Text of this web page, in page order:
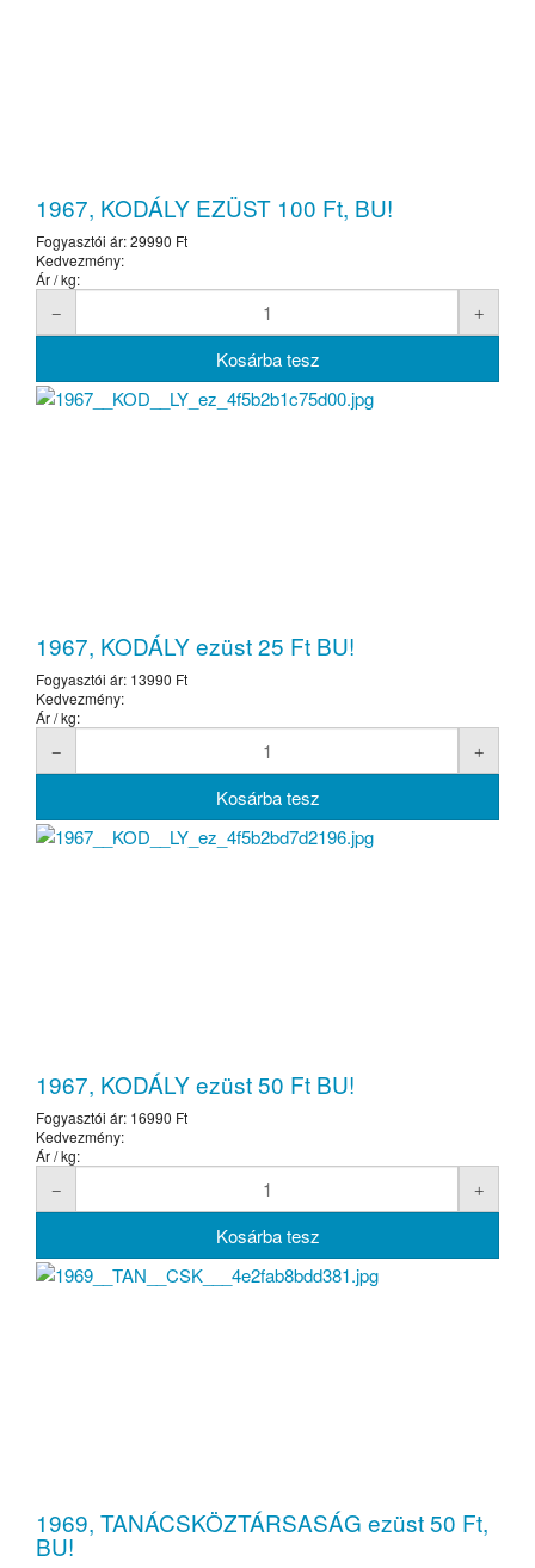
1967, KODÁLY EZÜST 100 Ft, BU!
Fogyasztói ár:29990 Ft
Kedvezmény:
Ár / kg:
1967, KODÁLY ezüst 25 Ft BU!
Fogyasztói ár: 13990 Ft
Kedvezmény:
Ár / kg:
1967, KODÁLY ezüst 50 Ft BU!
Fogyasztói ár: 16990 Ft
Kedvezmény:
Ár / kg:
1969, TANÁCSKÖZTÁRSASÁG ezüst 50 Ft,
BU!